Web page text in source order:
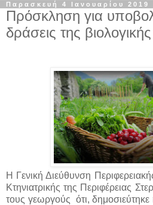
Παρασκευή 4 Ιανουαρίου 2019
Πρόσκληση για
δράσεις της
Η Γενική Διεύθυνση
Κτηνιατρικής της Περιφέρειας
τους γεωργούς ότι,